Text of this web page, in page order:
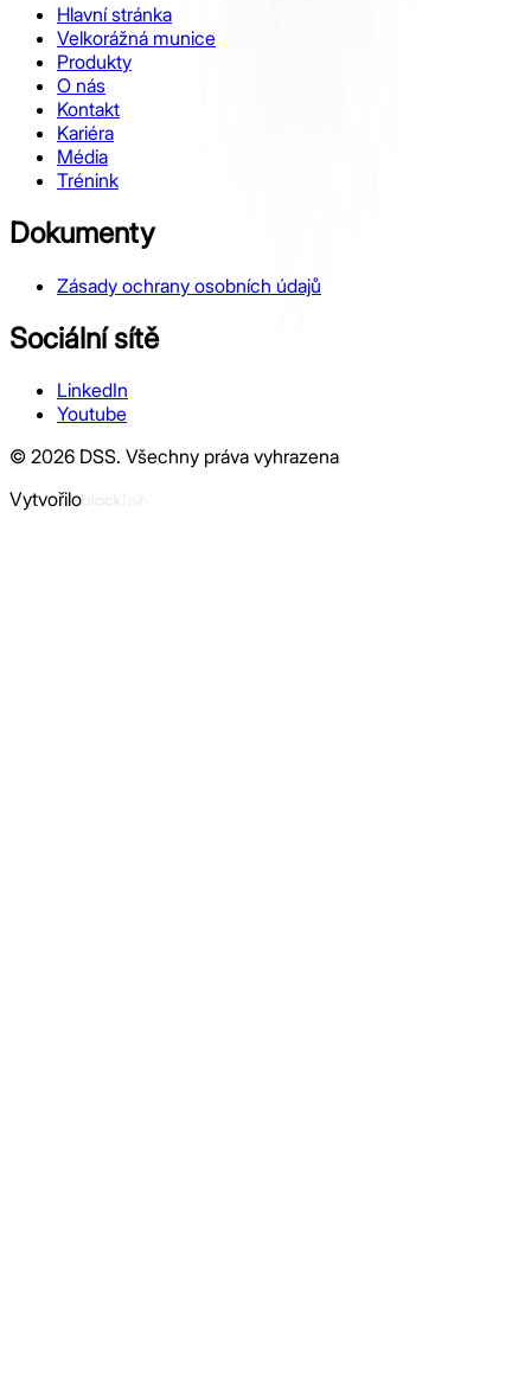
Hlavní stránka
Velkorážná munice
Produkty
O nás
Kontakt
Kariéra
Média
Trénink
Dokumenty
Zásady ochrany osobních údajů
Sociální sítě
LinkedIn
Youtube
© 2026 DSS. Všechny práva vyhrazena
Vytvořilo